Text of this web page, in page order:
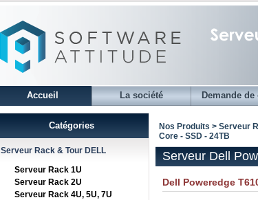
Accueil La société Demande de
Catégories
Serveur Rack & Tour DELL
Serveur Rack 1U
Serveur Rack 2U
Serveur Rack 4U, 5U, 7U
Nos Produits > Serveur
Core - SSD - 24TB
Serveur Dell
Dell Poweredge